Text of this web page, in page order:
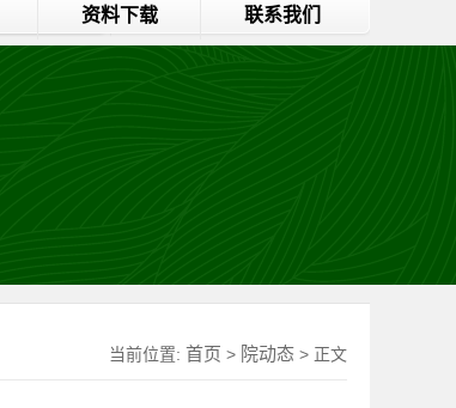
资料下载 联系我们
当前位置: 首页 > 院动态 > 正文